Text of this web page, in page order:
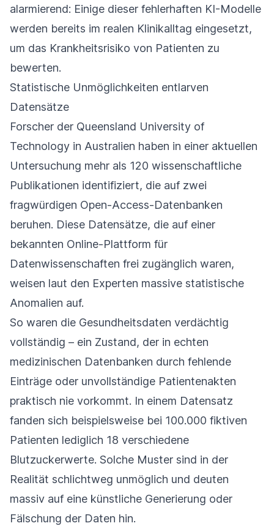
alarmierend: Einige dieser fehlerhaften KI-Modelle
werden bereits im realen Klinikalltag eingesetzt,
um das Krankheitsrisiko von Patienten zu
bewerten.
Statistische Unmöglichkeiten entlarven
Datensätze
Forscher der Queensland University of
Technology in Australien haben in einer aktuellen
Untersuchung mehr als 120 wissenschaftliche
Publikationen identifiziert, die auf zwei
fragwürdigen Open-Access-Datenbanken
beruhen. Diese Datensätze, die auf einer
bekannten Online-Plattform für
Datenwissenschaften frei zugänglich waren,
weisen laut den Experten massive statistische
Anomalien auf.
So waren die Gesundheitsdaten verdächtig
vollständig – ein Zustand, der in echten
medizinischen Datenbanken durch fehlende
Einträge oder unvollständige Patientenakten
praktisch nie vorkommt. In einem Datensatz
fanden sich beispielsweise bei 100.000 fiktiven
Patienten lediglich 18 verschiedene
Blutzuckerwerte. Solche Muster sind in der
Realität schlichtweg unmöglich und deuten
massiv auf eine künstliche Generierung oder
Fälschung der Daten hin.